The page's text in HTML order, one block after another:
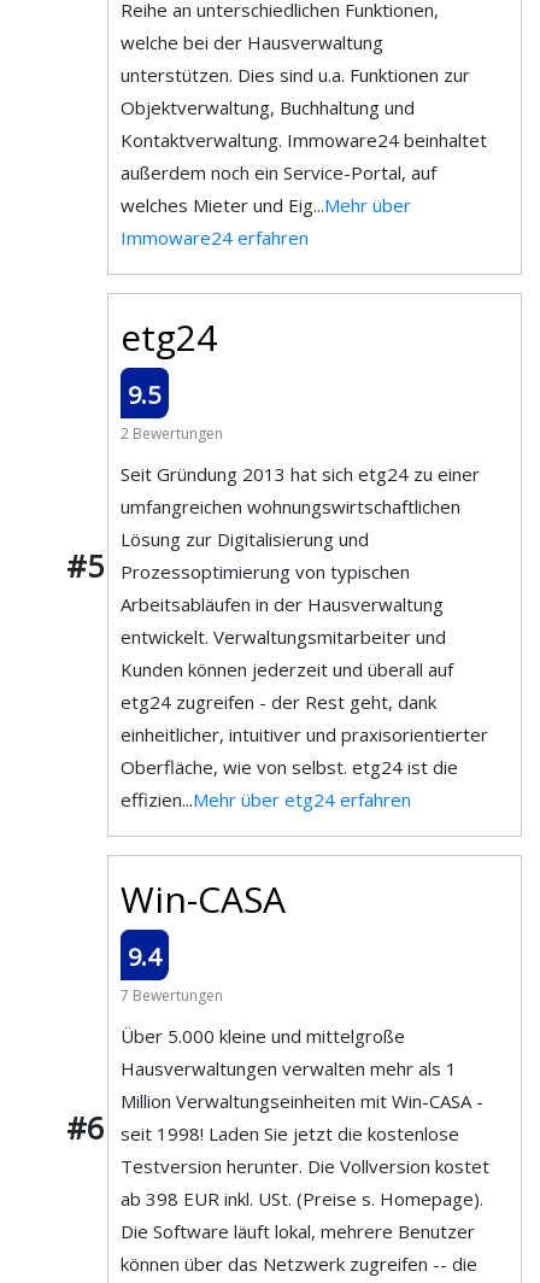
Reihe an unterschiedlichen Funktionen,
welche bei der Hausverwaltung
unterstützen. Dies sind u.a. Funktionen zur
Objektverwaltung, Buchhaltung und
Kontaktverwaltung. Immoware24 beinhaltet
außerdem noch ein Service-Portal, auf
welches Mieter und Eig...Mehr über
Immoware24 erfahren
#5
etg24
9.5
2 Bewertungen
Seit Gründung 2013 hat sich etg24 zu einer
umfangreichen wohnungswirtschaftlichen
Lösung zur Digitalisierung und
Prozessoptimierung von typischen
Arbeitsabläufen in der Hausverwaltung
entwickelt. Verwaltungsmitarbeiter und
Kunden können jederzeit und überall auf
etg24 zugreifen - der Rest geht, dank
einheitlicher, intuitiver und praxisorientierter
Oberfläche, wie von selbst. etg24 ist die
effizien...Mehr über etg24 erfahren
#6
Win-CASA
9.4
7 Bewertungen
Über 5.000 kleine und mittelgroße
Hausverwaltungen verwalten mehr als 1
Million Verwaltungseinheiten mit Win-CASA -
seit 1998! Laden Sie jetzt die kostenlose
Testversion herunter. Die Vollversion kostet
ab 398 EUR inkl. USt. (Preise s. Homepage).
Die Software läuft lokal, mehrere Benutzer
können über das Netzwerk zugreifen -- die